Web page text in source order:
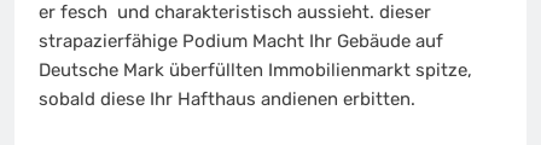
er fesch und charakteristisch aussieht. dieser
strapazierfähige Podium Macht Ihr Gebäude auf
Deutsche Mark überfüllten Immobilienmarkt spitze,
sobald diese Ihr Hafthaus andienen erbitten.